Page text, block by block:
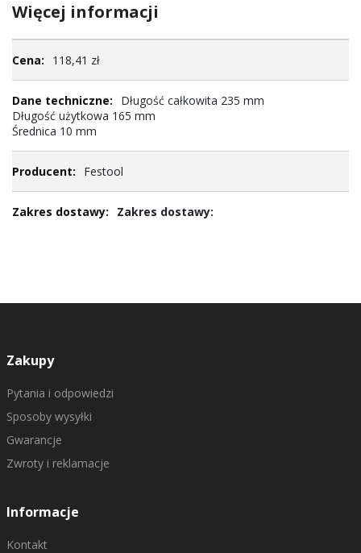
Więcej informacji
informacji118,41 zł
Długość całkowita 235 mm
Długość użytkowa 165 mm
Średnica 10 mm
Festool
Zakres dostawy:
Zakupy
Pytania i odpowiedzi
Sposoby wysyłki
Gwarancje
Zwroty i reklamacje
Informacje
Kontakt